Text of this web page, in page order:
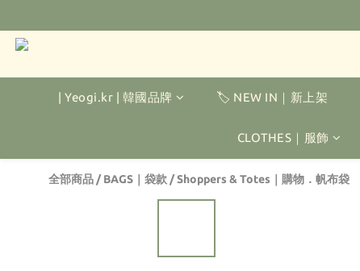
| Yeogi.kr | 韓國品牌 🏷️ NEW IN｜新上架
CLOTHES｜服飾
全部商品 /BAGS｜袋款 /Shoppers & Totes｜購物．帆布袋